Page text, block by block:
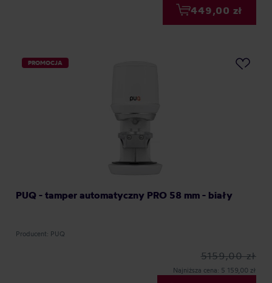
449,00 zł
PROMOCJA
PUQ - tamper automatyczny PRO 58 mm - biały
Producent: PUQ
5159,00 zł
Najniższa cena: 5 159,00 zł